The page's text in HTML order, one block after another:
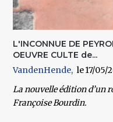
L'INCONNUE DE
OEUVRE CULTE de...
VandenHende
17/05/
La nouvelle édition d’un
Françoise Bourdin.